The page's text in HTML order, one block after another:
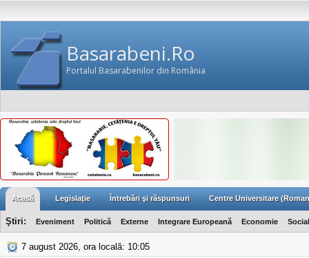
Basarabeni.Ro
Portalul Basarabenilor din România
Acasă Legislaţie Întrebări şi răspunsuri Centre Universitare
Ştiri: Eveniment Politică Externe Integrare Europeană Economie Social
7 august 2026, ora locală: 10:05